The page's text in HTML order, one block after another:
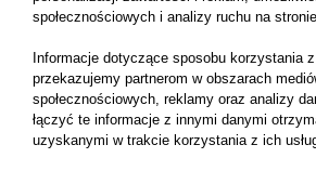
Massey Ferguson 350 4WD
Massey Ferguson 375 2WD
Massey Ferguson 390 2WD
Massey Ferguson 398 2WD
społecznościowych i analizy ruchu na stronie.
Informacje dotyczące sposobu korzystania
przekazujemy partnerom w obszarach
społecznościowych, reklamy oraz analizy
łączyć te informacje z innymi danymi
uzyskanymi w trakcie korzystania z ich